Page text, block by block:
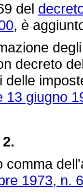
del
, è
degli
decreto
delle
13 giugno
1973, n.